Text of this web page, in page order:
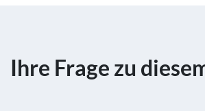
Ihre Frage zu